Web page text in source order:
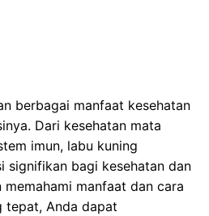
berbagai manfaat kesehatan
Dari kesehatan mata
imun, labu kuning
signifikan bagi kesehatan dan
memahami manfaat dan cara
tepat, Anda dapat